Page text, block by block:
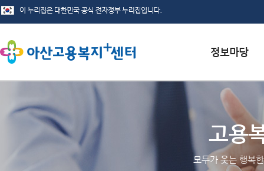
서식자료실
채용정보
인재정보
관련사이트
고용
모두가 웃는 행복